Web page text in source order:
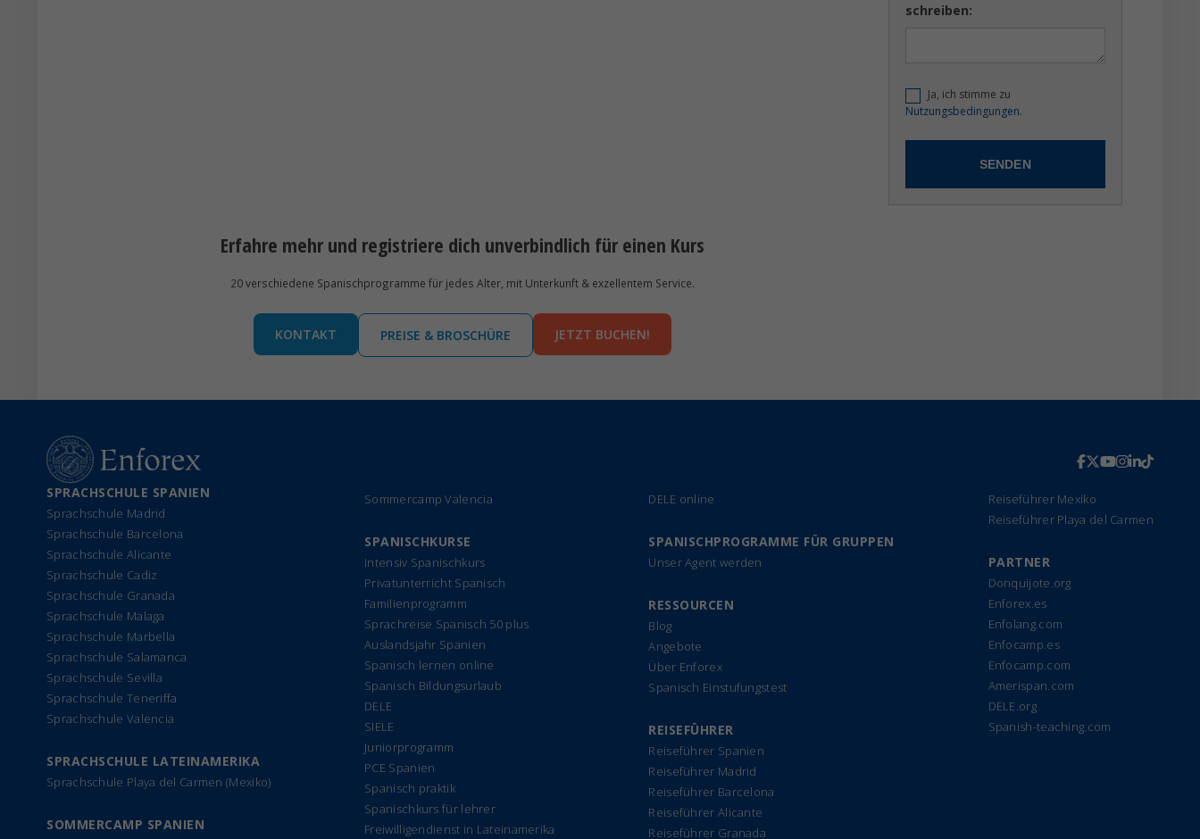
schreiben:
Ja, ich stimme zu
Nutzungsbedingungen.
Erfahre mehr und registriere dich unverbindlich für einen Kurs
20 verschiedene Spanischprogramme für jedes Alter, mit Unterkunft & exzellentem Service.
KONTAKT PREISE & BROSCHÜRE JETZT BUCHEN!
SPRACHSCHULE SPANIEN
Sprachschule Madrid
Sprachschule Barcelona
Sprachschule Alicante
Sprachschule Cadiz
Sprachschule Granada
Sprachschule Malaga
Sprachschule Marbella
Sprachschule Salamanca
Sprachschule Sevilla
Sprachschule Teneriffa
Sprachschule Valencia
SPRACHSCHULE LATEINAMERIKA
Sprachschule Playa del Carmen (Mexiko)
SOMMERCAMP SPANIEN
Sommercamp Valencia
SPANISCHKURSE
Intensiv Spanischkurs
Privatunterricht Spanisch
Familienprogramm
Sprachreise Spanisch 50 plus
Auslandsjahr Spanien
Spanisch lernen online
Spanisch Bildungsurlaub
DELE
SIELE
Juniorprogramm
PCE Spanien
Spanisch praktik
Spanischkurs für lehrer
Freiwilligendienst in Lateinamerika
DELE online
SPANISCHPROGRAMME FÜR GRUPPEN
Unser Agent werden
RESSOURCEN
Blog
Angebote
Über Enforex
Spanisch Einstufungstest
REISEFÜHRER
Reiseführer Spanien
Reiseführer Madrid
Reiseführer Barcelona
Reiseführer Alicante
Reiseführer Granada
Reiseführer Mexiko
Reiseführer Playa del Carmen
PARTNER
Donquijote.org
Enforex.es
Enfolang.com
Enfocamp.es
Enfocamp.com
Amerispan.com
DELE.org
Spanish-teaching.com